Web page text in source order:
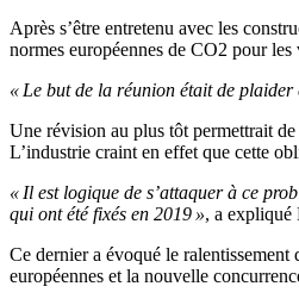
Après s’être entretenu avec les
normes européennes de CO2 pour
« Le but de la réunion était de plaider
Une révision au plus tôt permettrait
L’industrie craint en effet que cette
« Il est logique de s’attaquer à ce
qui ont été fixés en 2019 », a expliqué
Ce dernier a évoqué le
européennes et la nouvelle